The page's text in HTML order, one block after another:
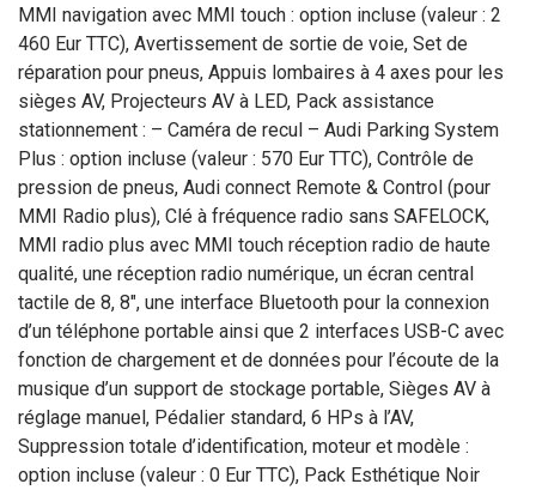
MMI navigation avec MMI touch : option incluse (valeur : 2
460 Eur TTC), Avertissement de sortie de voie, Set de
réparation pour pneus, Appuis lombaires à 4 axes pour les
sièges AV, Projecteurs AV à LED, Pack assistance
stationnement : – Caméra de recul – Audi Parking System
Plus : option incluse (valeur : 570 Eur TTC), Contrôle de
pression de pneus, Audi connect Remote & Control (pour
MMI Radio plus), Clé à fréquence radio sans SAFELOCK,
MMI radio plus avec MMI touch réception radio de haute
qualité, une réception radio numérique, un écran central
tactile de 8, 8", une interface Bluetooth pour la connexion
d’un téléphone portable ainsi que 2 interfaces USB-C avec
fonction de chargement et de données pour l’écoute de la
musique d’un support de stockage portable, Sièges AV à
réglage manuel, Pédalier standard, 6 HPs à l’AV,
Suppression totale d’identification, moteur et modèle :
option incluse (valeur : 0 Eur TTC), Pack Esthétique Noir